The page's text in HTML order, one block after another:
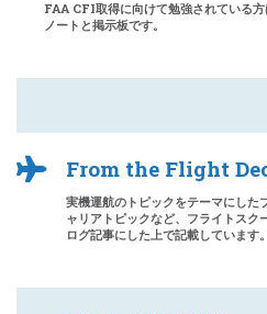
FAA CFI取得に向けて勉強されている
ノートと掲示板です。
From the Flight
実機運航のトピックをテーマにした
ャリアトピックなど、フライトスク
ログ記事にした上で記載しています。